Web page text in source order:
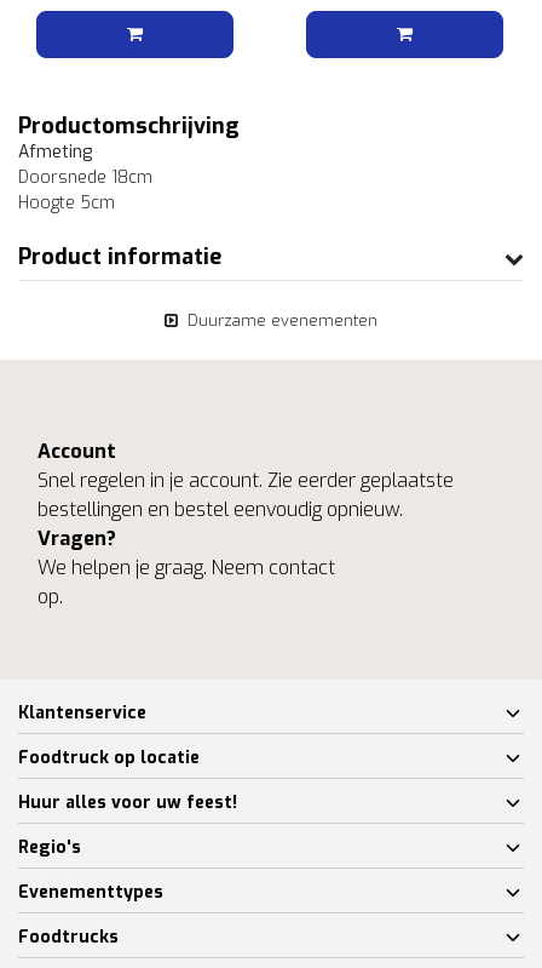
Productomschrijving
Afmeting
Doorsnede 18cm
Hoogte 5cm
Product informatie
Duurzame evenementen
Account
Snel regelen in je account. Zie eerder geplaatste
bestellingen en bestel eenvoudig opnieuw.
Vragen?
We helpen je graag. Neem contact
op.
Klantenservice
Foodtruck op locatie
Huur alles voor uw feest!
Regio's
Evenementtypes
Foodtrucks